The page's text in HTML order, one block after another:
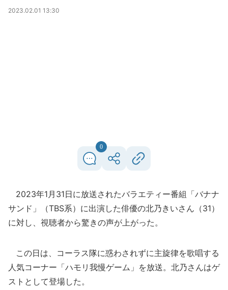
2023.02.01 13:30
0
2023年1月31日に放送されたバラエティー番組「バナナ
サンド」（TBS系）に出演した俳優の北乃きいさん（31）
に対し、視聴者から驚きの声が上がった。
この日は、コーラス隊に惑わされずに主旋律を歌唱する
人気コーナー「ハモリ我慢ゲーム」を放送。北乃さんはゲ
ストとして登場した。